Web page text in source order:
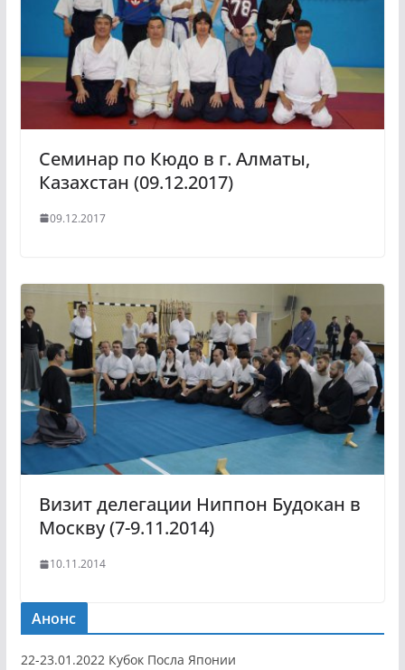
Семинар по Кюдо в г. Алматы,
Казахстан (09.12.2017)
09.12.2017
Визит делегации Ниппон Будокан в
Москву (7-9.11.2014)
10.11.2014
Анонс
22-23.01.2022 Кубок Посла Японии